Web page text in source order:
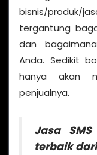
bisnis/produk/
tergantung
dan
Anda. Sedikit
hanya akan
penjualnya.
Jasa
terbaik